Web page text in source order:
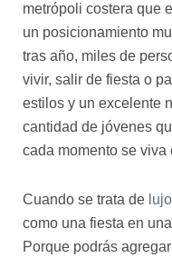
metrópoli costera que
un posicionamiento
tras año, miles de
vivir, salir de fiesta o
estilos y un excelente
cantidad de jóvenes
cada momento se viva
Cuando se trata de
como una fiesta en una
Porque podrás